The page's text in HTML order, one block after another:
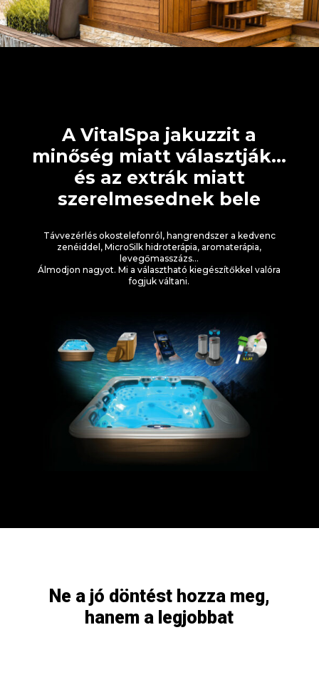
A VitalSpa jakuzzit a
minőség miatt választják…
és az extrák miatt
szerelmesednek bele
Távvezérlés okostelefonról, hangrendszer a kedvenc
zenéiddel, MicroSilk hidroterápia, aromaterápia,
levegőmasszázs…
Álmodjon nagyot. Mi a választható kiegészítőkkel valóra
fogjuk váltani.
Ne a jó döntést hozza meg,
hanem a legjobbat